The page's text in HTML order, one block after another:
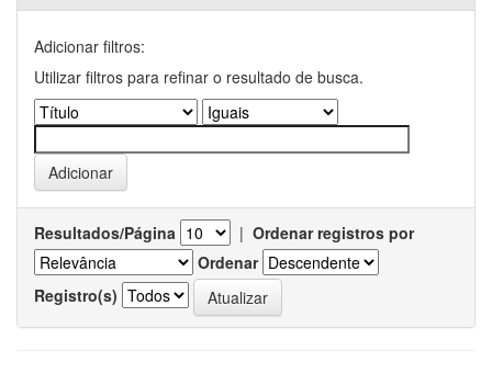
Adicionar filtros:
Utilizar filtros para refinar o resultado de busca.
Resultados/Página | Ordenar registros por
Ordenar
Registro(s)